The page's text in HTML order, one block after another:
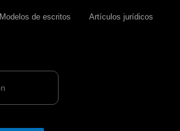
Modelos de escritos Artículos jurídicos